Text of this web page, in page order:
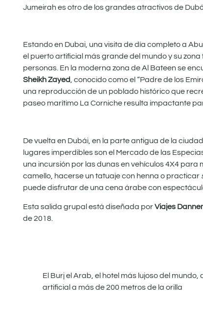
Jumeirah es otro de los grandes atractivos de
Estando en Dubai, una visita de día completo a
el puerto artificial más grande del mundo y su
personas. En la moderna zona de Al Bateen se
Sheikh Zayed, conocido como el “Padre de los
una reproducción de un poblado histórico que
paseo marítimo La Corniche resulta impactante
De vuelta en Dubái, en la parte antigua de la
lugares imperdibles son el Mercado de las
una incursión por las dunas en vehículos 4X4
camello, hacerse un tatuaje con henna o practicar
puede disfrutar de una cena árabe con
Esta salida grupal está diseñada porViajes
de 2018.
El Burj el Arab, el hotel más lujoso del
artificial a más de 200 metros de la orilla